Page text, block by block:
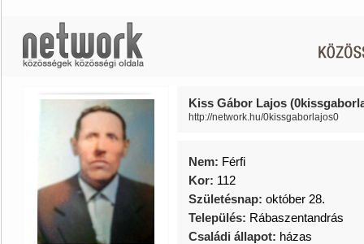
Kiss Gábor Lajos
http://network.hu/0kissgaborlajos0
Nem: Férfi
Kor: 112
Születésnap: október 28.
Település: Rábaszentandrás
Családi állapot: házas